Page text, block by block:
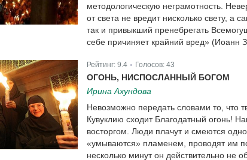
методологическую неграмотность.
от света не вредит нисколько свету, а
так и привыкший пренебрегать
себе причиняет крайний вред» (Иоанн
Рейтинг: 9.4 Голосов: 43
ОГОНЬ, НИСПОСЛАННЫЙ БОГОМ
Ирина Ахундова
Невозможно передать словами то, что
Кувуклию сходит Благодатный огонь!
восторгом. Люди плачут и смеются
«умываются» пламенем, проводят им
несколько минут он действительно не